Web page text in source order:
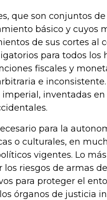
que son conjuntos
básico y cuyos
de sus cortes al
para todos los
fiscales y
e
inventadas en
para la
o culturales, en
vigentes. Lo
riesgos de armas
para proteger el
órganos de justicia